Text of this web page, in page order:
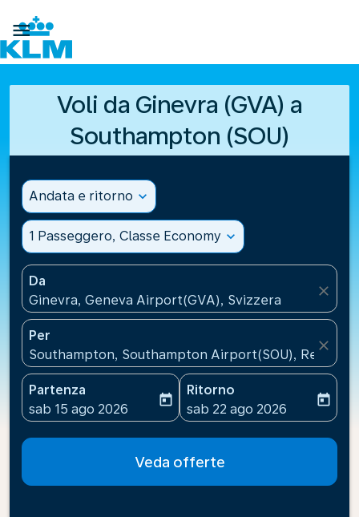

Voli da Ginevra (GVA) a
Southampton (SOU)
Andata e ritorno expand_more
1 Passeggero, Classe Economy expand_more
Da
Ginevra, Geneva Airport(GVA), Svizzera
close
Per
Southampton, Southampton Airport(SOU), Regno
close
Partenza
fc-booking-departure-date-aria-label
sab 15 ago 2026
today
Ritorno
fc-booking-return-date-
sab 22 ago 2026
today
Veda offerte